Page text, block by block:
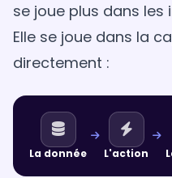
se joue plus dans les
Elle se joue dans la
directement :
La donnée L'action